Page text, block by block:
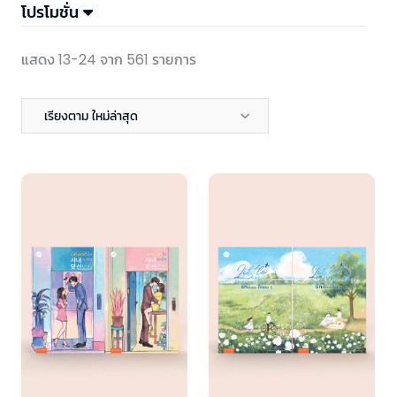
โปรโมชั่น
แสดง 13-24 จาก 561 รายการ
เรียงตาม ใหม่ล่าสุด